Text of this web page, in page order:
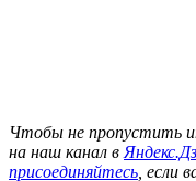
Чтобы не пропустить
на наш канал в
присоединяйтесь , если